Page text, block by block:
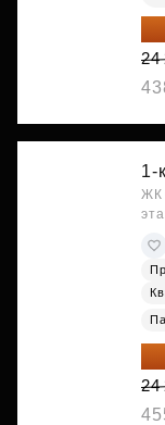
24
1-
ЖК
24